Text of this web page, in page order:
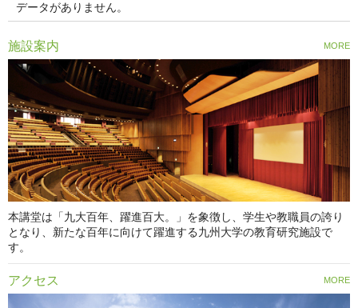
データがありません。
施設案内
本講堂は「九大百年、躍進百大。」を象徴し、学生や教職員の誇り
となり、新たな百年に向けて躍進する九州大学の教育研究施設で
す。
MORE
アクセス MORE